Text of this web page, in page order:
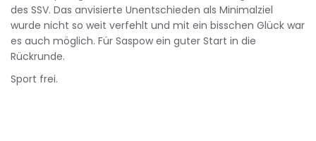
des SSV. Das anvisierte Unentschieden als Minimalziel
wurde nicht so weit verfehlt und mit ein bisschen Glück war
es auch möglich. Für Saspow ein guter Start in die
Rückrunde.
Sport frei.